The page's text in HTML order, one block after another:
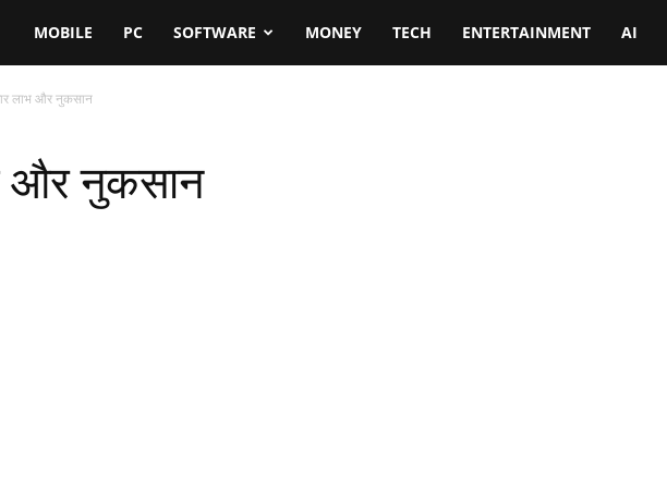
MOBILE PC SOFTWARE MONEY TECH ENTERTAINMENT AI
लाभ और नुकसान
और नुकसान